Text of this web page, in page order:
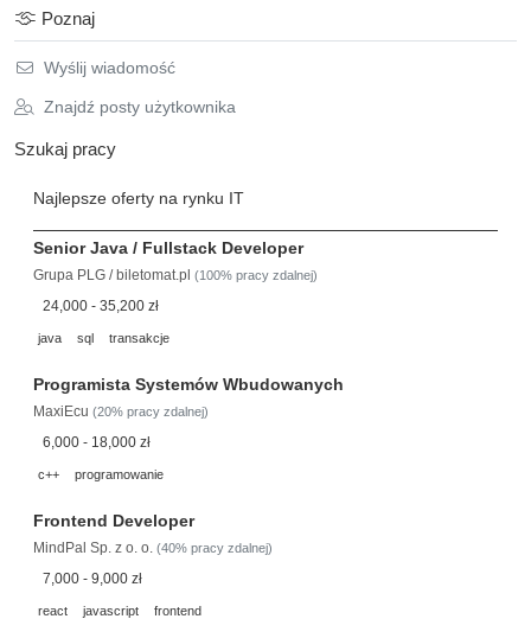
Poznaj
Wyślij wiadomość
Znajdź posty użytkownika
Szukaj pracy
Najlepsze oferty na rynku IT
Senior Java / Fullstack Developer
Grupa PLG / biletomat.pl (100% pracy zdalnej)
24,000 - 35,200 zł
java sql transakcje
Programista Systemów Wbudowanych
MaxiEcu (20% pracy zdalnej)
6,000 - 18,000 zł
c++ programowanie
Frontend Developer
MindPal Sp. z o. o. (40% pracy zdalnej)
7,000 - 9,000 zł
react javascript frontend